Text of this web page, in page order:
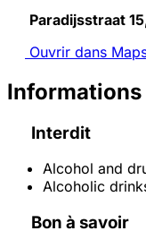
Paradijsstraat
Ouvrir dans
Interdit
Alcohol and
Alcoholic
Bon à savoir